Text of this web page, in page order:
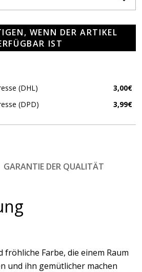
WENN DER ARTIKEL
IST
(DHL)
3,00€
(DPD)
3,99€
GARANTIE DER QUALITÄT
fröhliche Farbe, die einem Raum
und ihn gemütlicher machen